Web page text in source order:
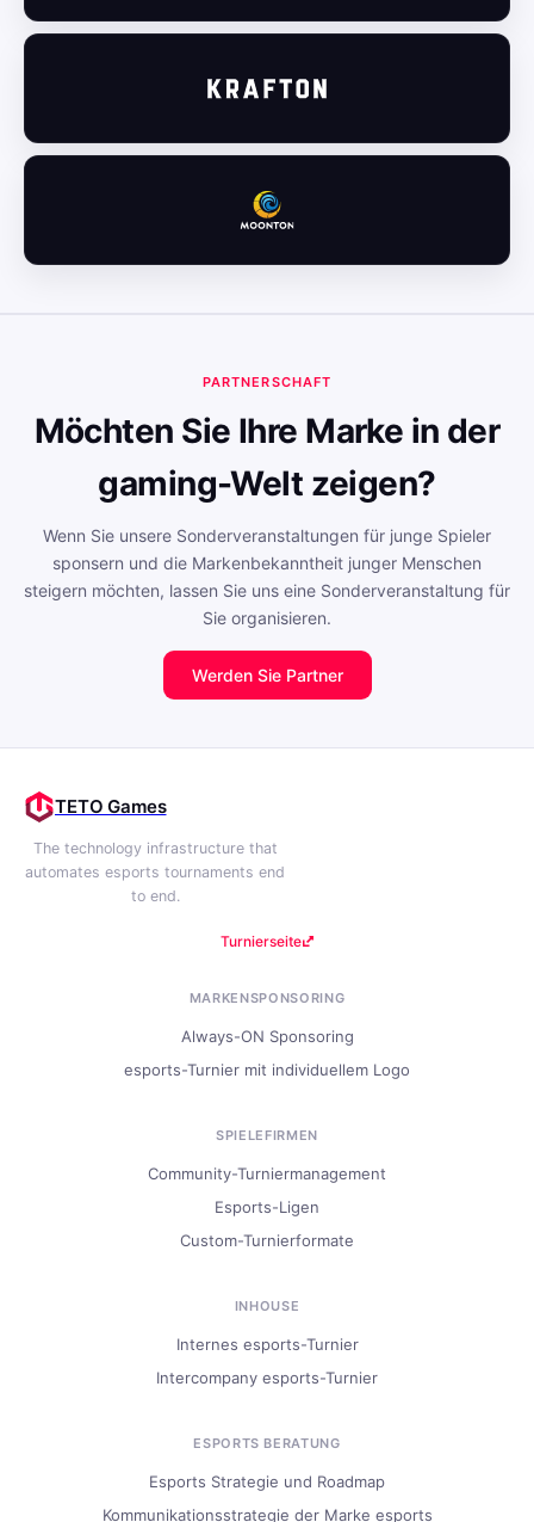
PARTNERSCHAFT
Möchten Sie Ihre Marke in der
gaming-Welt zeigen?
Wenn Sie unsere Sonderveranstaltungen für junge Spieler
sponsern und die Markenbekanntheit junger Menschen
steigern möchten, lassen Sie uns eine Sonderveranstaltung für
Sie organisieren.
Werden Sie Partner
TETO Games
The technology infrastructure that
automates esports tournaments end
to end.
Turnierseite
MARKENSPONSORING
Always-ON Sponsoring
esports-Turnier mit individuellem Logo
SPIELEFIRMEN
Community-Turniermanagement
Esports-Ligen
Custom-Turnierformate
INHOUSE
Internes esports-Turnier
Intercompany esports-Turnier
ESPORTS BERATUNG
Esports Strategie und Roadmap
Kommunikationsstrategie der Marke esports